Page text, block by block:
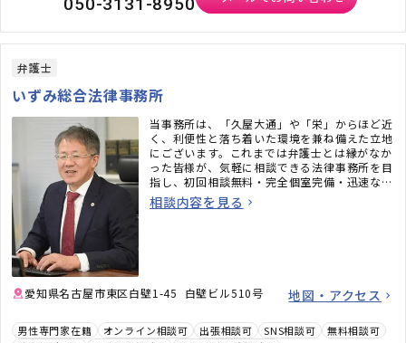
弁護士
いずみ総合法律事務所
当事務所は、「久屋大通」や「栄」からほど近
く、利便性と落ち着いた環境を兼ね備えた立地
にございます。これまでは弁護士とは縁がなか
った皆様が、気軽に相談できる法律事務所を目
指し、初回相談無料・完全個室完備・迅速なメ
ール対応など、相談しやすい環境も整えていま
す。「弁護士に相談するべきかわからない」と
相談内容を見る
愛知県名古屋市東区白壁1-45 白壁ビル510号 地図・アクセス
男性専門家在籍 オンライン相談可 出張相談可 SNS相談可
無料相談可